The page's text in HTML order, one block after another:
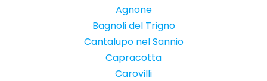
Agnone
Bagnoli del Trigno
Cantalupo nel Sannio
Capracotta
Carovilli